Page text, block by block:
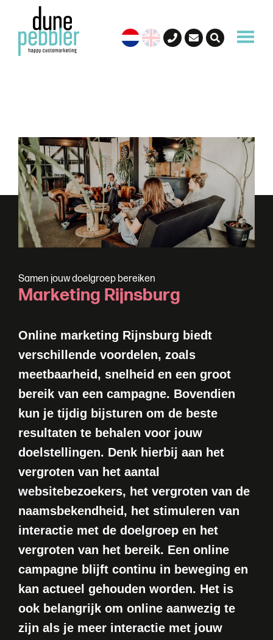
Samen jouwdoelgroep bereiken
Marketing Rijnsburg
Online marketing Rijnsburg biedt
verschillende voordelen, zoals
meetbaarheid, snelheid en een groot
bereik van een campagne. Bovendien
kun je tijdig bijsturen om de beste
resultaten te behalen voor jouw
doelstellingen. Denk hierbij aan het
vergroten van het aantal
websitebezoekers, het vergroten van de
naamsbekendheid, het stimuleren van
interactie met de doelgroep en het
vergroten van het bereik. Een online
campagne blijft continu in beweging en
kan actueel gehouden worden. Het is
ook belangrijk om online aanwezig te
zijn als je meer interactie met jouw